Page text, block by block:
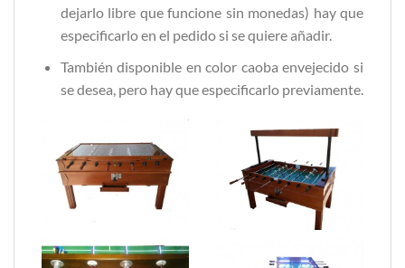
dejarlo libre que funcione sin monedas) hay que
especificarlo en el pedido si se quiere añadir.
También disponible en color caoba envejecido si
se desea, pero hay que especificarlo previamente.